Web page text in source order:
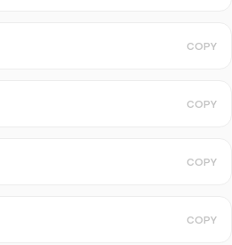
COPY
COPY
COPY
COPY